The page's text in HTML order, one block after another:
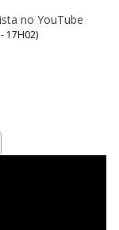
no YouTube
17H02)